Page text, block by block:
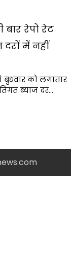
बार रेपो रेट
दरों में नहीं
बुधवार को लगातार
ब्याज दर…